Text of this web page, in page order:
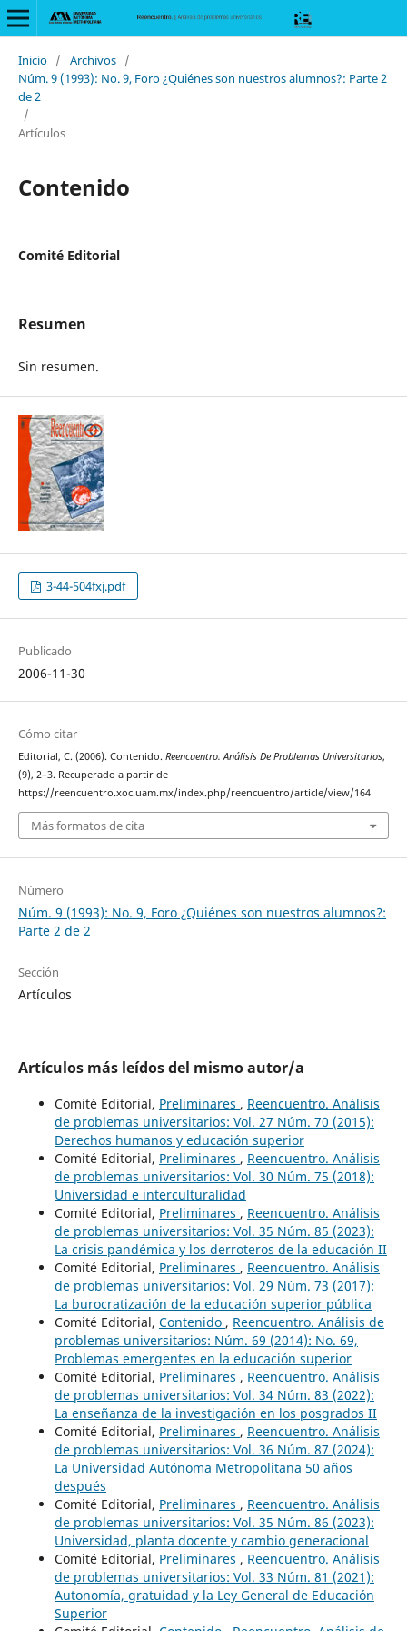
Inicio / Archivos /
Núm. 9 (1993): No. 9, Foro ¿Quiénes son nuestros alumnos?: Parte 2
de 2
/
Artículos
Contenido
Comité Editorial
Resumen
Sin resumen.
3-44-504fxj.pdf
Publicado
2006-11-30
Cómo citar
Editorial, C. (2006). Contenido. Reencuentro. Análisis De Problemas Universitarios,
(9), 2–3. Recuperado a partir de
https://reencuentro.xoc.uam.mx/index.php/reencuentro/article/view/164
Más formatos de cita
Número
Núm. 9 (1993): No. 9, Foro ¿Quiénes son nuestros alumnos?:
Parte 2 de 2
Sección
Artículos
Artículos más leídos del mismo autor/a
Comité Editorial, Preliminares , Reencuentro. Análisis
de problemas universitarios: Vol. 27 Núm. 70 (2015):
Derechos humanos y educación superior
Comité Editorial, Preliminares , Reencuentro. Análisis
de problemas universitarios: Vol. 30 Núm. 75 (2018):
Universidad e interculturalidad
Comité Editorial, Preliminares , Reencuentro. Análisis
de problemas universitarios: Vol. 35 Núm. 85 (2023):
La crisis pandémica y los derroteros de la educación II
Comité Editorial, Preliminares , Reencuentro. Análisis
de problemas universitarios: Vol. 29 Núm. 73 (2017):
La burocratización de la educación superior pública
Comité Editorial, Contenido , Reencuentro. Análisis de
problemas universitarios: Núm. 69 (2014): No. 69,
Problemas emergentes en la educación superior
Comité Editorial, Preliminares , Reencuentro. Análisis
de problemas universitarios: Vol. 34 Núm. 83 (2022):
La enseñanza de la investigación en los posgrados II
Comité Editorial, Preliminares , Reencuentro. Análisis
de problemas universitarios: Vol. 36 Núm. 87 (2024):
La Universidad Autónoma Metropolitana 50 años
después
Comité Editorial, Preliminares , Reencuentro. Análisis
de problemas universitarios: Vol. 35 Núm. 86 (2023):
Universidad, planta docente y cambio generacional
Comité Editorial, Preliminares , Reencuentro. Análisis
de problemas universitarios: Vol. 33 Núm. 81 (2021):
Autonomía, gratuidad y la Ley General de Educación
Superior